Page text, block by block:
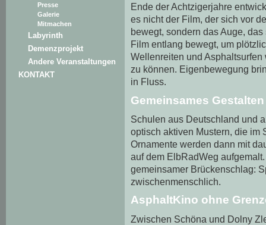
Presse
Galerie
Mitmachen
Labyrinth
Demenzprojekt
Andere Veranstaltungen
KONTAKT
Ende der Achtzigerjahre
es nicht der Film, der sich vor
bewegt, sondern das Auge, das
Film entlang bewegt, um
Wellenreiten und Asphaltsurfen
zu können. Eigenbewegung
in Fluss.
Gemeinsames Gestalten
Schulen aus Deutschland und
optisch aktiven Mustern, die im
Ornamente werden dann mit
auf dem ElbRadWeg
gemeinsamer Brückenschlag:
zwischenmenschlich.
AsphaltKino ohne
Zwischen Schöna und Dolny